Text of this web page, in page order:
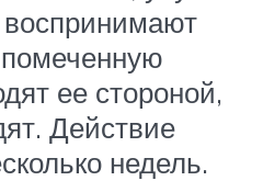
ее стороной,
Действие
недель.